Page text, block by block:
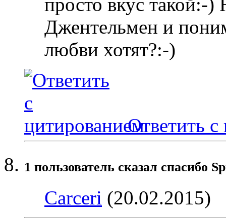
просто вкус такой:-
Джентельмен и
любви хотят?:-)
Ответить с
1 пользователь сказал cпасибо
Carceri (20.02.2015)